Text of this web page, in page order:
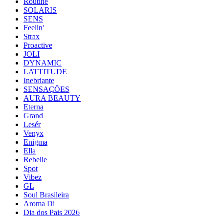
SOLARIS
SENS
Feelin'
Strax
Proactive
JOLI
DYNAMIC
LATTITUDE
Inebriante
SENSAÇÕES
AURA BEAUTY
Eterna
Grand
Lesér
Venyx
Enigma
Ella
Rebelle
Spot
Vibez
GL
Soul Brasileira
Aroma Di
Dia dos Pais 2026